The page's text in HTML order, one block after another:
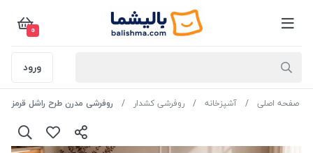
0
ورود
صفحه اصلی آشپزخانه روفرشی کشدار روفرشی مدرن طرح راشل قرمز - 3 متر